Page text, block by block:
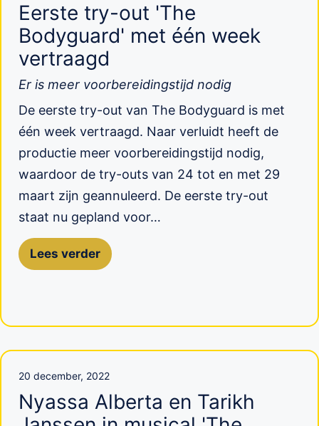
Eerste try-out 'The
Bodyguard' met één week
vertraagd
Er is meer voorbereidingstijd nodig
De eerste try-out van The Bodyguard is met
één week vertraagd. Naar verluidt heeft de
productie meer voorbereidingstijd nodig,
waardoor de try-outs van 24 tot en met 29
maart zijn geannuleerd. De eerste try-out
staat nu gepland voor…
Lees verder
20 december, 2022
Nyassa Alberta en Tarikh